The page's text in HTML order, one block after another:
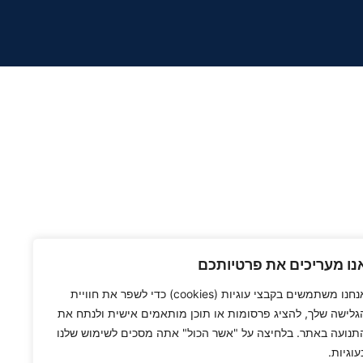
מעריכים את פרטיותכם
אנחנו משתמשים בקבצי עוגיות (cookies) כדי לשפר את חוויית
שלך, להציג פרסומות או תוכן מותאמים אישית ולנתח את
באתר. בלחיצה על "אשר הכול" אתה מסכים לשימוש שלנו